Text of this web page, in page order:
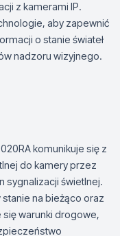
z kamerami IP.
aby zapewnić
o stanie świateł
nadzoru wizyjnego.
komunikuje się z
do kamery przez
sygnalizacji świetlnej.
na bieżąco oraz
warunki drogowe,